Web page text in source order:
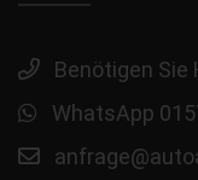
Benötigen Sie
WhatsApp